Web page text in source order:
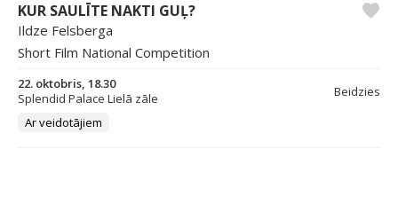
KUR SAULĪTE NAKTI GUĻ?
Ildze Felsberga
Short Film National Competition
22. oktobris, 18.30
Splendid Palace Lielā zāle
Beidzies
Ar veidotājiem